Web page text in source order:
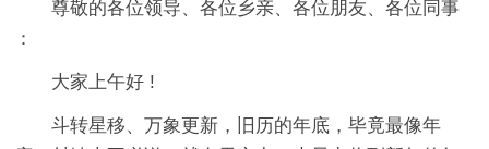
尊敬的各位领导、各位乡亲、各位朋友、各位同事
：
大家上午好 !
斗转星移、万象更新，旧历的年底，毕竟最像年